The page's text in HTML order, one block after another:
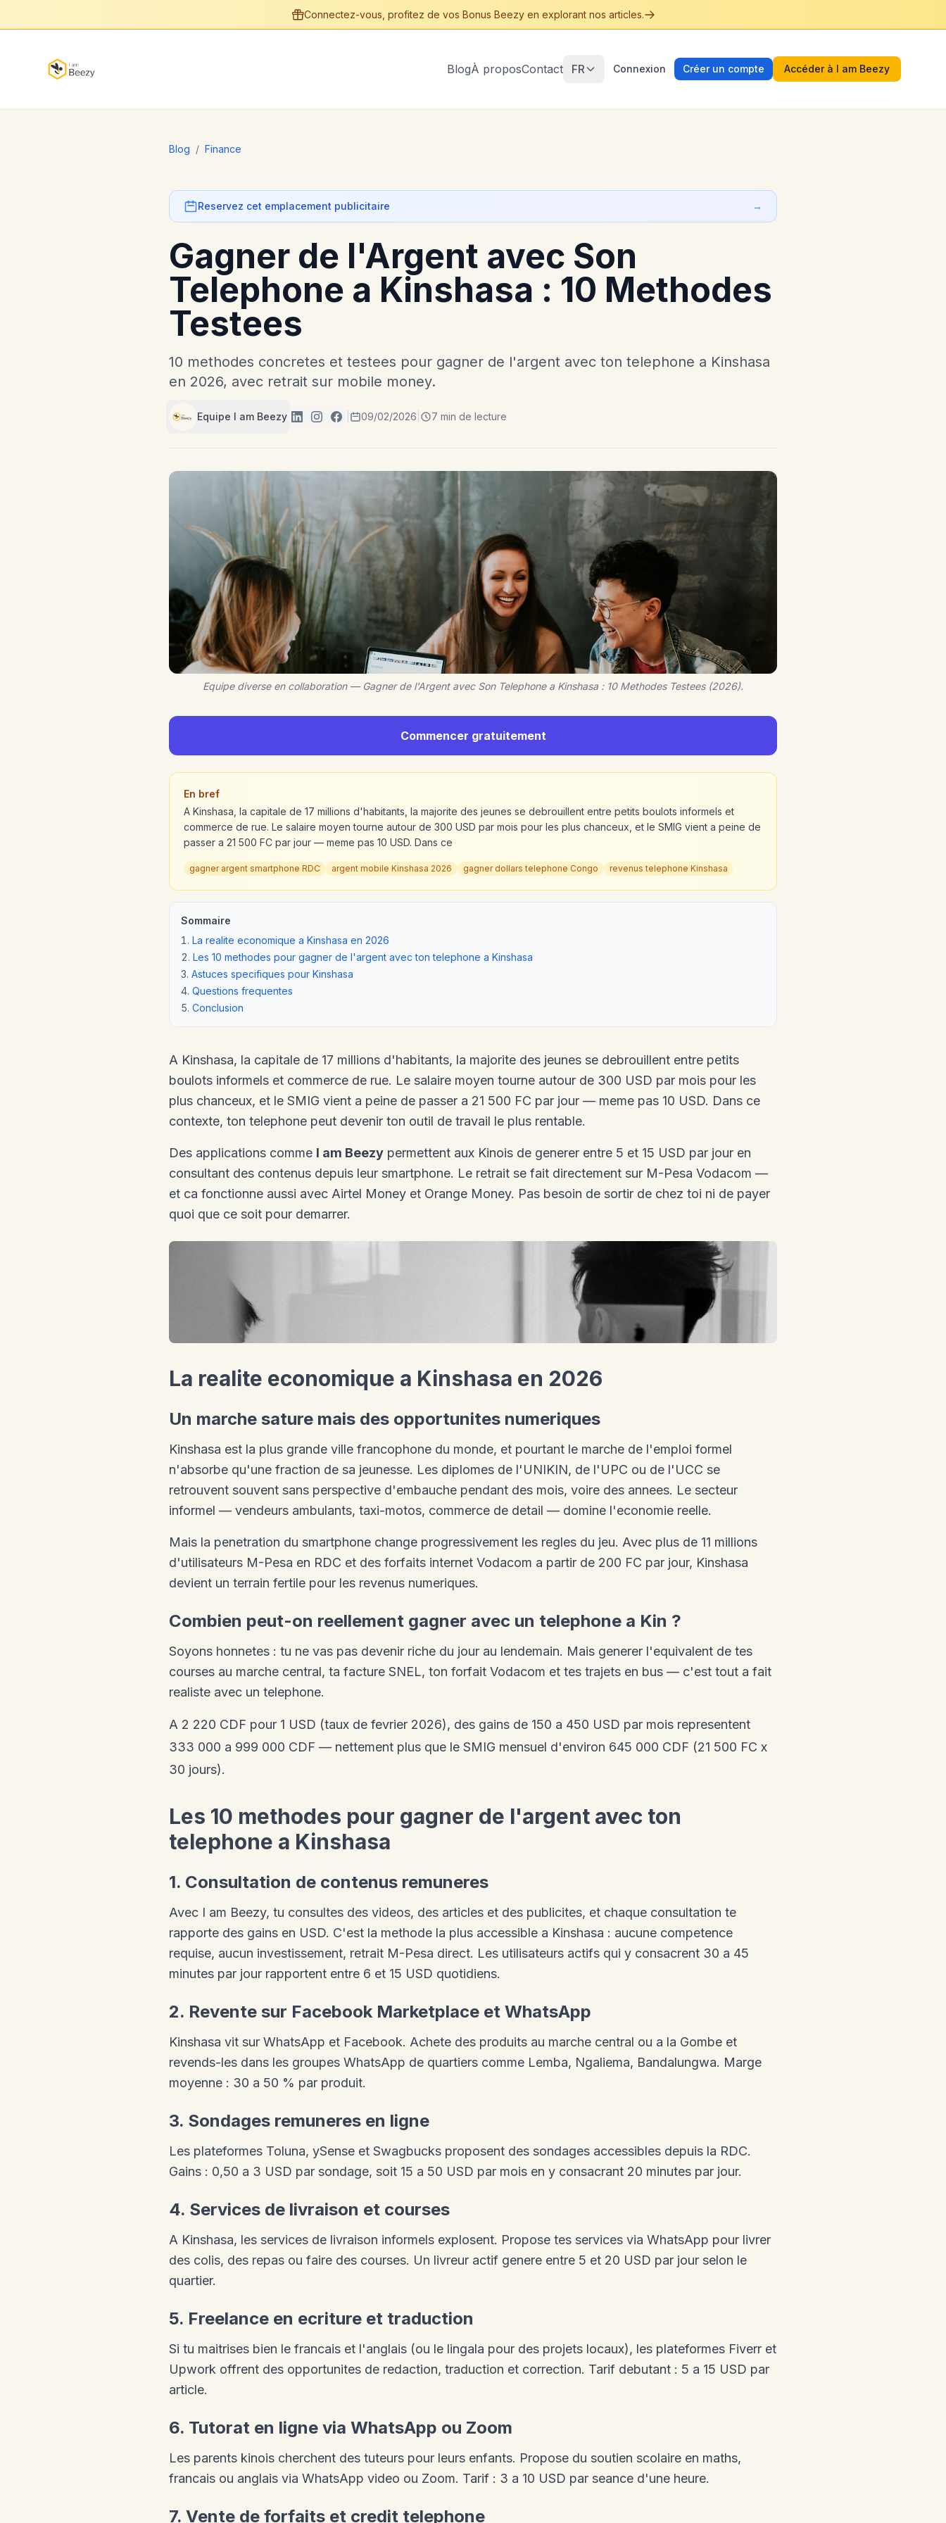
Connectez-vous, profitez de vos Bonus Beezy en explorant nos articles.
BlogÀ proposContact FR Connexion Créer un compte Accéder à I am Beezy
Blog / Finance
Reservez cet emplacement publicitaire →
Gagner de l'Argent avec Son
Telephone a Kinshasa : 10 Methodes
Testees
10 methodes concretes et testees pour gagner de l'argent avec ton telephone a Kinshasa
en 2026, avec retrait sur mobile money.
Equipe I am Beezy 09/02/2026 7 min de lecture
Equipe diverse en collaboration — Gagner de l'Argent avec Son Telephone a Kinshasa : 10 Methodes Testees (2026).
Commencer gratuitement
En bref
A Kinshasa, la capitale de 17 millions d'habitants, la majorite des jeunes se debrouillent entre petits boulots informels et
commerce de rue. Le salaire moyen tourne autour de 300 USD par mois pour les plus chanceux, et le SMIG vient a peine de
passer a 21 500 FC par jour — meme pas 10 USD. Dans ce
gagner argent smartphone RDC argent mobile Kinshasa 2026 gagner dollars telephone Congo revenus telephone Kinshasa
Sommaire
La realite economique a Kinshasa en 2026
Les 10 methodes pour gagner de l'argent avec ton telephone a Kinshasa
Astuces specifiques pour Kinshasa
Questions frequentes
Conclusion
A Kinshasa, la capitale de 17 millions d'habitants, la majorite des jeunes se debrouillent entre petits
boulots informels et commerce de rue. Le salaire moyen tourne autour de 300 USD par mois pour les
plus chanceux, et le SMIG vient a peine de passer a 21 500 FC par jour — meme pas 10 USD. Dans ce
contexte, ton telephone peut devenir ton outil de travail le plus rentable.
Des applications comme I am Beezy permettent aux Kinois de generer entre 5 et 15 USD par jour en
consultant des contenus depuis leur smartphone. Le retrait se fait directement sur M-Pesa Vodacom —
et ca fonctionne aussi avec Airtel Money et Orange Money. Pas besoin de sortir de chez toi ni de payer
quoi que ce soit pour demarrer.
La realite economique a Kinshasa en 2026
Un marche sature mais des opportunites numeriques
Kinshasa est la plus grande ville francophone du monde, et pourtant le marche de l'emploi formel
n'absorbe qu'une fraction de sa jeunesse. Les diplomes de l'UNIKIN, de l'UPC ou de l'UCC se
retrouvent souvent sans perspective d'embauche pendant des mois, voire des annees. Le secteur
informel — vendeurs ambulants, taxi-motos, commerce de detail — domine l'economie reelle.
Mais la penetration du smartphone change progressivement les regles du jeu. Avec plus de 11 millions
d'utilisateurs M-Pesa en RDC et des forfaits internet Vodacom a partir de 200 FC par jour, Kinshasa
devient un terrain fertile pour les revenus numeriques.
Combien peut-on reellement gagner avec un telephone a Kin ?
Soyons honnetes : tu ne vas pas devenir riche du jour au lendemain. Mais generer l'equivalent de tes
courses au marche central, ta facture SNEL, ton forfait Vodacom et tes trajets en bus — c'est tout a fait
realiste avec un telephone.
A 2 220 CDF pour 1 USD (taux de fevrier 2026), des gains de 150 a 450 USD par mois representent
333 000 a 999 000 CDF — nettement plus que le SMIG mensuel d'environ 645 000 CDF (21 500 FC x
30 jours).
Les 10 methodes pour gagner de l'argent avec ton
telephone a Kinshasa
1. Consultation de contenus remuneres
Avec I am Beezy, tu consultes des videos, des articles et des publicites, et chaque consultation te
rapporte des gains en USD. C'est la methode la plus accessible a Kinshasa : aucune competence
requise, aucun investissement, retrait M-Pesa direct. Les utilisateurs actifs qui y consacrent 30 a 45
minutes par jour rapportent entre 6 et 15 USD quotidiens.
2. Revente sur Facebook Marketplace et WhatsApp
Kinshasa vit sur WhatsApp et Facebook. Achete des produits au marche central ou a la Gombe et
revends-les dans les groupes WhatsApp de quartiers comme Lemba, Ngaliema, Bandalungwa. Marge
moyenne : 30 a 50 % par produit.
3. Sondages remuneres en ligne
Les plateformes Toluna, ySense et Swagbucks proposent des sondages accessibles depuis la RDC.
Gains : 0,50 a 3 USD par sondage, soit 15 a 50 USD par mois en y consacrant 20 minutes par jour.
4. Services de livraison et courses
A Kinshasa, les services de livraison informels explosent. Propose tes services via WhatsApp pour livrer
des colis, des repas ou faire des courses. Un livreur actif genere entre 5 et 20 USD par jour selon le
quartier.
5. Freelance en ecriture et traduction
Si tu maitrises bien le francais et l'anglais (ou le lingala pour des projets locaux), les plateformes Fiverr et
Upwork offrent des opportunites de redaction, traduction et correction. Tarif debutant : 5 a 15 USD par
article.
6. Tutorat en ligne via WhatsApp ou Zoom
Les parents kinois cherchent des tuteurs pour leurs enfants. Propose du soutien scolaire en maths,
francais ou anglais via WhatsApp video ou Zoom. Tarif : 3 a 10 USD par seance d'une heure.
7. Vente de forfaits et credit telephone